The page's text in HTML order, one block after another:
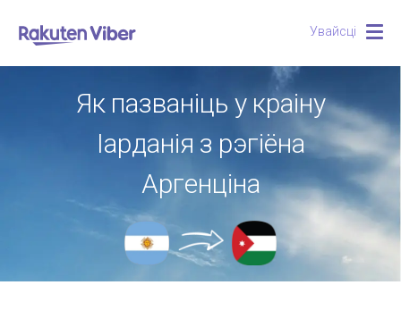
Увайсці
Як пазваніць у краіну
Іарданія з рэгіёна
Аргенціна